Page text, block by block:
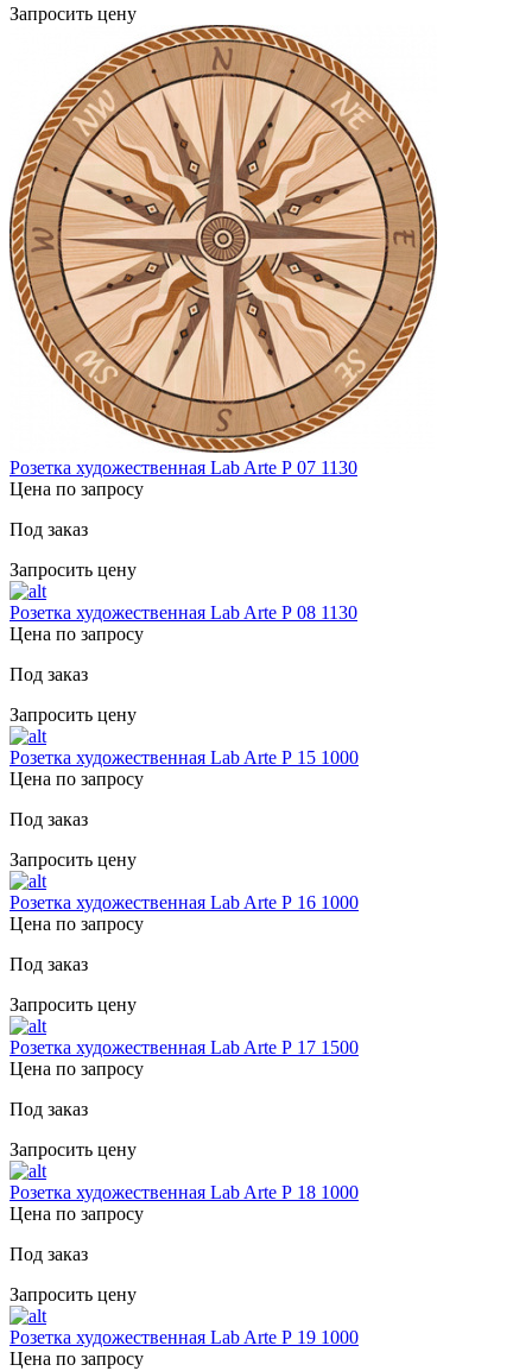
Запросить цену
Розетка художественная Lab Arte Р 07 1130
Цена по запросу
Под заказ
Запросить цену
Розетка художественная Lab Arte Р 08 1130
Цена по запросу
Под заказ
Запросить цену
Розетка художественная Lab Arte Р 15 1000
Цена по запросу
Под заказ
Запросить цену
Розетка художественная Lab Arte Р 16 1000
Цена по запросу
Под заказ
Запросить цену
Розетка художественная Lab Arte Р 17 1500
Цена по запросу
Под заказ
Запросить цену
Розетка художественная Lab Arte Р 18 1000
Цена по запросу
Под заказ
Запросить цену
Розетка художественная Lab Arte Р 19 1000
Цена по запросу